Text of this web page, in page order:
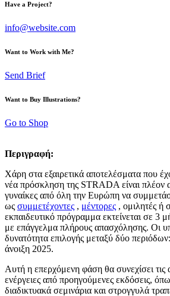
Have a Project?
info@website.com
Want to Work with Me?
Send Brief
Want to Buy Illustrations?
Go to Shop
Περιγραφή:
Χάρη στα εξαιρετικά αποτελέσματα που
νέα πρόσκληση της STRADA είναι πλέον
γυναίκες από όλη την Ευρώπη να
ως συμμετέχοντες , μέντορες , ομιλητές ή
εκπαιδευτικό πρόγραμμα εκτείνεται σε 3
με επάγγελμα πλήρους απασχόλησης. Οι
δυνατότητα επιλογής μεταξύ δύο
άνοιξη 2025.
Αυτή η επερχόμενη φάση θα συνεχίσει τις
ενέργειες από προηγούμενες εκδόσεις,
διαδικτυακά σεμινάρια και στρογγυλά